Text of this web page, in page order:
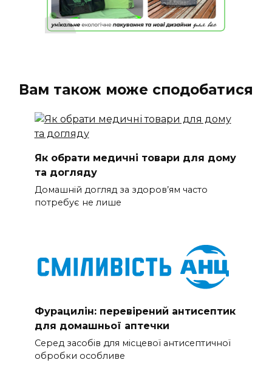
Вам також може сподобатися
Як обрати медичні товари для дому
та догляду
Домашній догляд за здоров’ям часто
потребує не лише
Фурацилін: перевірений антисептик
для домашньої аптечки
Серед засобів для місцевої антисептичної
обробки особливе